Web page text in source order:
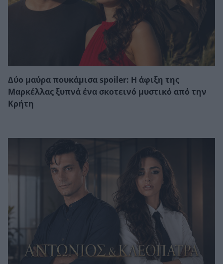
Δύο μαύρα πουκάμισα spoiler: Η άφιξη της
Μαρκέλλας ξυπνά ένα σκοτεινό μυστικό από την
Κρήτη